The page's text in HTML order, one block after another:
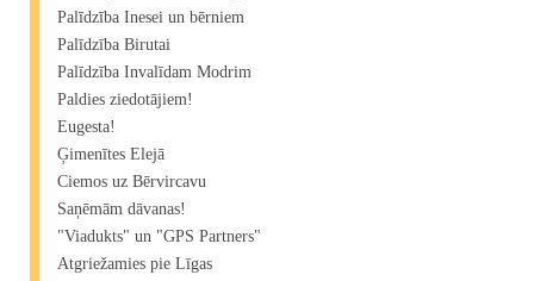
Palīdzība Inesei un bērniem
Palīdzība Birutai
Palīdzība Invalīdam Modrim
Paldies ziedotājiem!
Eugesta!
Ģimenītes Elejā
Ciemos uz Bērvircavu
Saņēmām dāvanas!
"Viadukts" un "GPS Partners"
Atgriežamies pie Līgas